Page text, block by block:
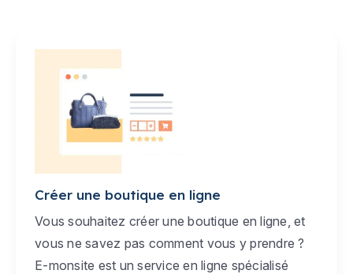
Créer une boutique en ligne
Vous souhaitez créer une boutique en ligne, et
vous ne savez pas comment vous y prendre ?
E-monsite est un service en ligne spécialisé